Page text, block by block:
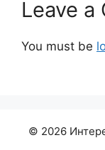
Leave a
You must be
© 2026